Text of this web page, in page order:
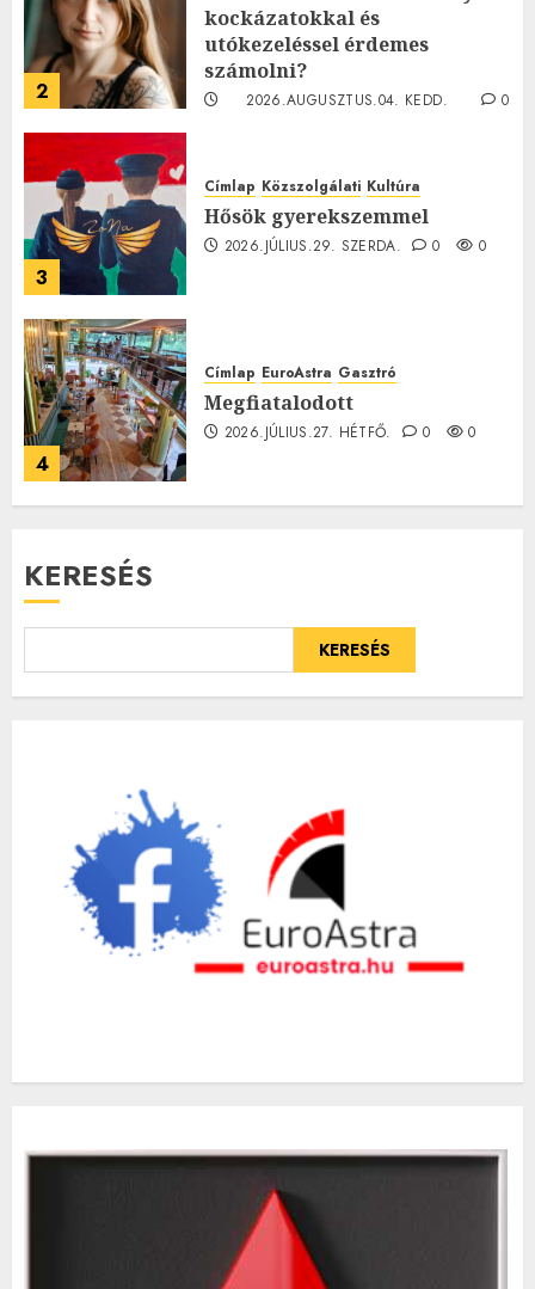
2
kockázatokkal és
utókezeléssel érdemes
számolni?
2026.AUGUSZTUS.04. KEDD.
0
3
Címlap Közszolgálati Kultúra
Hősök gyerekszemmel
2026.JÚLIUS.29. SZERDA. 0 0
4
Címlap EuroAstra Gasztró
Megfiatalodott
2026.JÚLIUS.27. HÉTFŐ. 0 0
KERESÉS
KERESÉS